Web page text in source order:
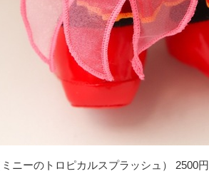
ニーのトロピカルスプラッシュ） 2500円